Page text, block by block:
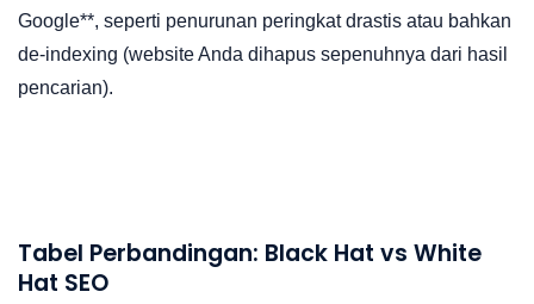
Google**, seperti penurunan peringkat drastis atau bahkan
de-indexing (website Anda dihapus sepenuhnya dari hasil
pencarian).
Tabel Perbandingan: Black Hat vs White
Hat SEO